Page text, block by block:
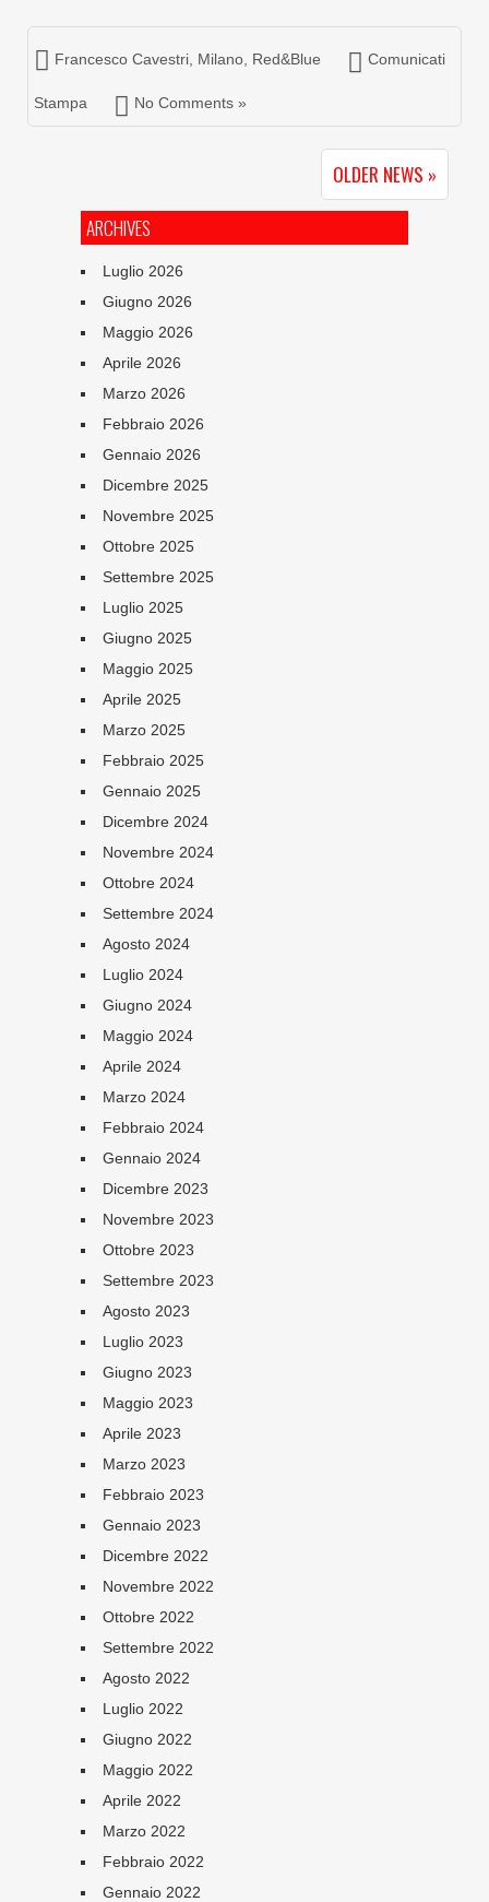
Francesco Cavestri Milano Red&Blue Comunicati
Stampa No Comments »
OLDER NEWS »
ARCHIVES
Luglio 2026
Giugno 2026
Maggio 2026
Aprile 2026
Marzo 2026
Febbraio 2026
Gennaio 2026
Dicembre 2025
Novembre 2025
Ottobre 2025
Settembre 2025
Luglio 2025
Giugno 2025
Maggio 2025
Aprile 2025
Marzo 2025
Febbraio 2025
Gennaio 2025
Dicembre 2024
Novembre 2024
Ottobre 2024
Settembre 2024
Agosto 2024
Luglio 2024
Giugno 2024
Maggio 2024
Aprile 2024
Marzo 2024
Febbraio 2024
Gennaio 2024
Dicembre 2023
Novembre 2023
Ottobre 2023
Settembre 2023
Agosto 2023
Luglio 2023
Giugno 2023
Maggio 2023
Aprile 2023
Marzo 2023
Febbraio 2023
Gennaio 2023
Dicembre 2022
Novembre 2022
Ottobre 2022
Settembre 2022
Agosto 2022
Luglio 2022
Giugno 2022
Maggio 2022
Aprile 2022
Marzo 2022
Febbraio 2022
Gennaio 2022